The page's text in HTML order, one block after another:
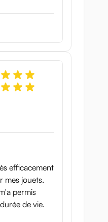
efficacement
mes jouets.
permis
de vie.